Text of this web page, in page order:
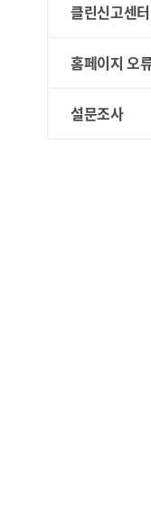
클린신고센터
홈페이지 오
설문조사